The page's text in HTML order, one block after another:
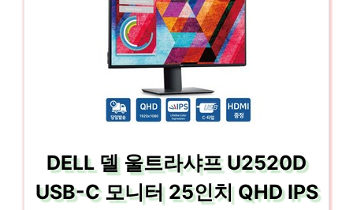
DELL 델 울트라샤프 U2520D
USB-C 모니터 25인치 QHD IPS